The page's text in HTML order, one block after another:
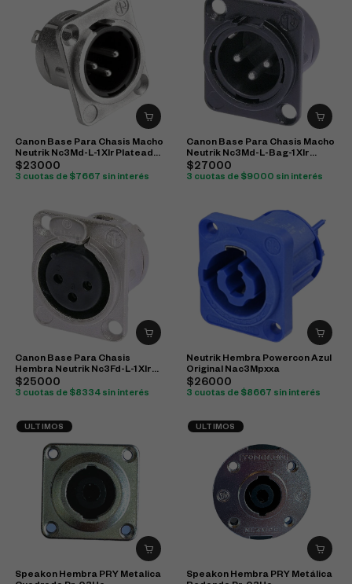
Canon Base Para Chasis Macho
Neutrik Nc3Md-L-1 Xlr Plateado
Original
$23000
3 cuotas de $7667 sin interés
Canon Base Para Chasis Macho
Neutrik Nc3Md-L-Bag-1 Xlr
Negro Original
$27000
3 cuotas de $9000 sin interés
Canon Base Para Chasis
Hembra Neutrik Nc3Fd-L-1 Xlr
Plateado Original
$25000
3 cuotas de $8334 sin interés
Neutrik Hembra Powercon Azul
Original Nac3Mpxxa
$26000
3 cuotas de $8667 sin interés
ULTIMOS
Speakon Hembra PRY Metalica
ULTIMOS
Speakon Hembra PRY Metálica